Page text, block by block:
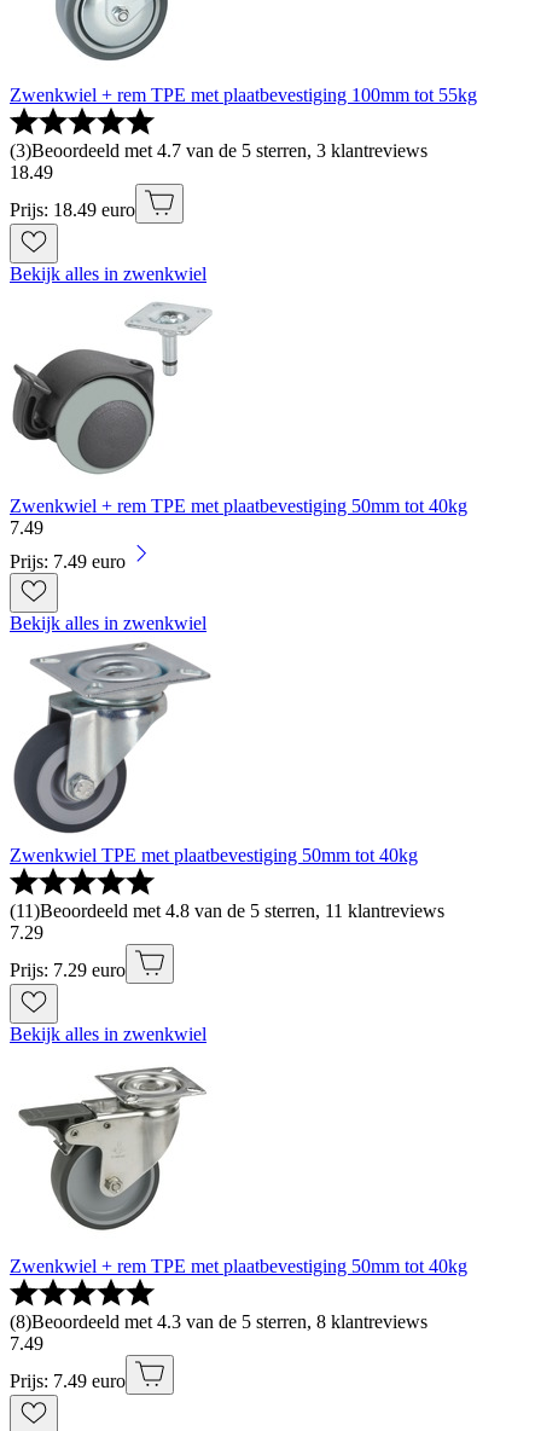
Zwenkwiel + rem TPE met plaatbevestiging 100mm tot 55kg
(3)Beoordeeld met 4.7 van de 5 sterren, 3 klantreviews
18.49
Prijs: 18.49 euro
Bekijk alles in zwenkwiel
Zwenkwiel + rem TPE met plaatbevestiging 50mm tot 40kg
7.49
Prijs: 7.49 euro
Bekijk alles in zwenkwiel
Zwenkwiel TPE met plaatbevestiging 50mm tot 40kg
(11)Beoordeeld met 4.8 van de 5 sterren, 11 klantreviews
7.29
Prijs: 7.29 euro
Bekijk alles in zwenkwiel
Zwenkwiel + rem TPE met plaatbevestiging 50mm tot 40kg
(8)Beoordeeld met 4.3 van de 5 sterren, 8 klantreviews
7.49
Prijs: 7.49 euro